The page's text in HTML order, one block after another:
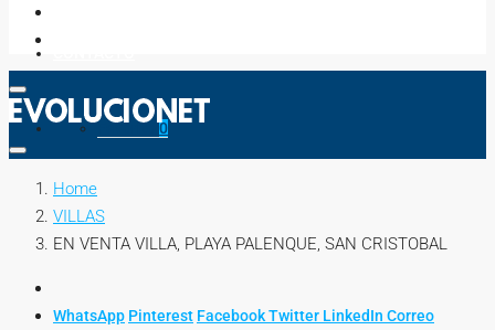
Favorito0
Home
VILLAS
EN VENTA VILLA, PLAYA PALENQUE, SAN CRISTOBAL
WhatsApp Pinterest FacebookTwitter LinkedIn Correo